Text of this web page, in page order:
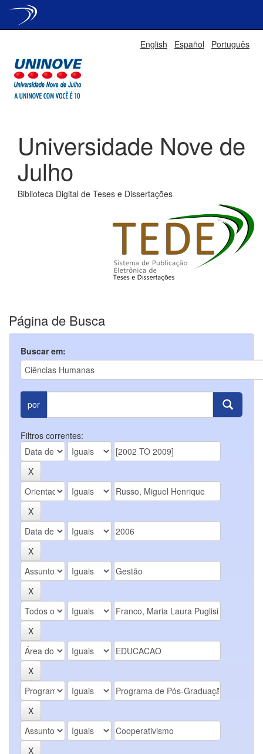
English Español Português
Universidade Nove de
Julho
Biblioteca Digital de Teses e Dissertações
Página de Busca
Buscar em:
por
Filtros correntes: